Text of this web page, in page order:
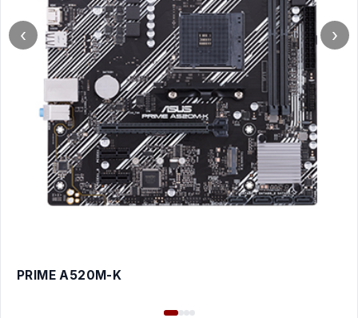
PRIME A520M-K
‹ ›